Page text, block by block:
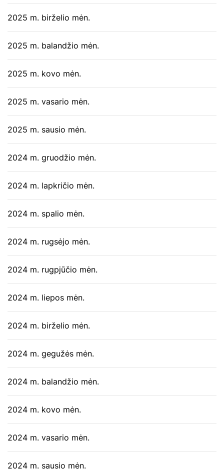
2025 m. birželio mėn.
2025 m. balandžio mėn.
2025 m. kovo mėn.
2025 m. vasario mėn.
2025 m. sausio mėn.
2024 m. gruodžio mėn.
2024 m. lapkričio mėn.
2024 m. spalio mėn.
2024 m. rugsėjo mėn.
2024 m. rugpjūčio mėn.
2024 m. liepos mėn.
2024 m. birželio mėn.
2024 m. gegužės mėn.
2024 m. balandžio mėn.
2024 m. kovo mėn.
2024 m. vasario mėn.
2024 m. sausio mėn.